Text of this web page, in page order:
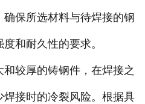
保所选材料与待焊接的钢
和耐久性的要求。
较厚的铸钢件，在焊接之
接时的冷裂风险。根据具